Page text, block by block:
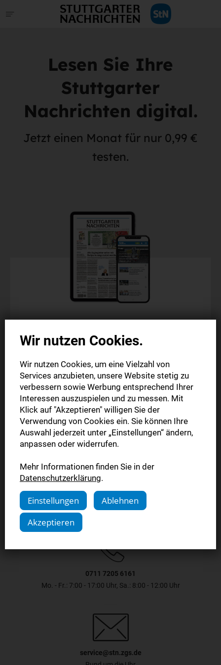
Lesen Sie Ihre
Stuttgarter
Nachrichten digital.
Jetzt einen Monat für nur 0,99 €
testen.
Probeabo
Alle Inhalte auf stuttgarter-nachrichten.de
Alle Inhalte der StN-App
Die digitale Ausgabe als E-Paper (Mo.-So.)
4 Wochen
0,99 €
Jetzt testen
0711 7205 6161
Mo. - Fr.: 7:00 - 17:00 Uhr, Sa.: 8:00 - 12:00 Uhr
service@stn.zgs.de
Wir nutzen Cookies.
Wir nutzen Cookies, um eine Vielzahl von
Services anzubieten, unsere Website stetig zu
verbessern sowie Werbung entsprechend Ihrer
Interessen auszuspielen und zu messen. Mit
Klick auf "Akzeptieren" willigen Sie der
Verwendung von Cookies ein. Sie können Ihre
Auswahl jederzeit unter „Einstellungen“ ändern,
anpassen oder widerrufen.
Mehr Informationen finden Sie in der
Datenschutzerklärung.
Einstellungen
Ablehnen
Akzeptieren